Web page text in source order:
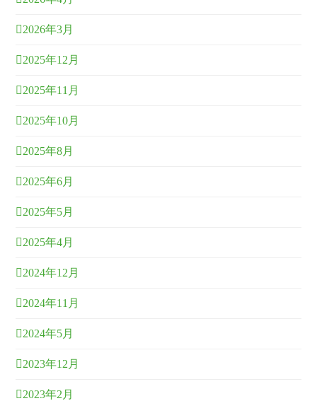
2026年3月
2025年12月
2025年11月
2025年10月
2025年8月
2025年6月
2025年5月
2025年4月
2024年12月
2024年11月
2024年5月
2023年12月
2023年2月